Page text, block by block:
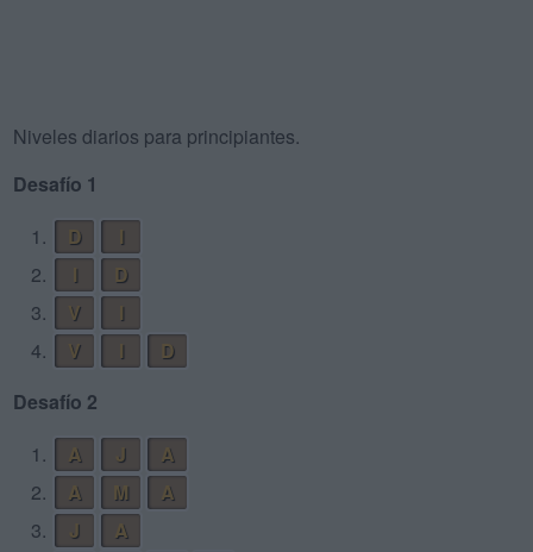
Niveles diarios para principiantes.
Desafío 1
1.
D
2.
D
3.
V
4.
V
D
Desafío 2
1.
A J
A
2.
A M
A
3.
J
A